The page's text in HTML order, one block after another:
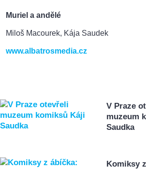
Muriel a andělé
Miloš Macourek, Kája Saudek
www.albatrosmedia.cz
V Praze
muzeum
Saudka
Komiksy